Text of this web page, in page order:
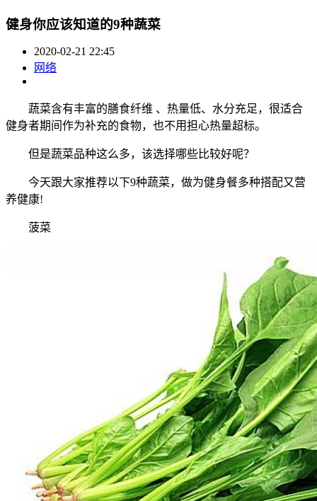
健身你应该知道的9种蔬菜
2020-02-21 22:45
网络
蔬菜含有丰富的膳食纤维 、热量低、水分充足，很适合
健身者期间作为补充的食物，也不用担心热量超标。
但是蔬菜品种这么多，该选择哪些比较好呢？
今天跟大家推荐以下9种蔬菜，做为健身餐多种搭配又营
养健康!
菠菜